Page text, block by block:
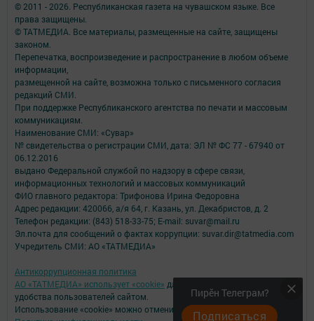
Пирӗн Телеграм?
Подписаться
© 2011 - 2026. Республиканская газета на чувашском языке. Все
права защищены.
© ТАТМЕДИА. Все материалы, размещенные на сайте, защищены
законом.
Перепечатка, воспроизведение и распространение в любом объеме
информации,
размещенной на сайте, возможна только с письменного согласия
редакций СМИ.
При поддержке Республиканского агентства по печати и массовым
коммуникациям.
Наименование СМИ: «Сувар»
№ свидетельства о регистрации СМИ, дата: ЭЛ № ФС 77 - 67940 от
06.12.2016
выдано Федеральной службой по надзору в сфере связи,
информационных технологий и массовых коммуникаций
ФИО главного редактора: Трифонова Ирина Федоровна
Адрес редакции: 420066, а/я 64, г. Казань, ул. Декабристов, д. 2
Телефон редакции: (843) 518-33-75; E-mail: suvar@mail.ru
Эл.почта для сообщений о фактах коррупции: suvar.dir@tatmedia.com
Учредитель СМИ: АО «ТАТМЕДИА»
Антикоррупционная политика
АО «ТАТМЕДИА» использует «cookie» для персонализации сервисов и
удобства пользователей сайтом.
Использование «cookie» можно отменить в настройках браузера.